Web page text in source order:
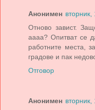
Анонимен
Отново завист.
аааа? Опитват се
работните места,
градове и пак
Отговор
Анонимен